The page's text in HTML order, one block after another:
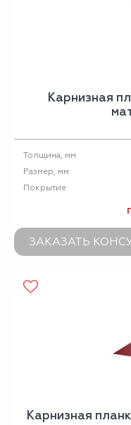
Карнизная
Толщина, мм
Размер, мм
Покрытие
ЗАКАЗАТЬ
Карнизная